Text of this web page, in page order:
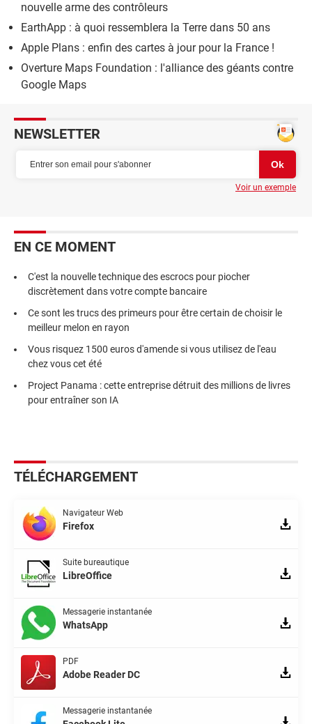
nouvelle arme des contrôleurs
EarthApp : à quoi ressemblera la Terre dans 50 ans
Apple Plans : enfin des cartes à jour pour la France !
Overture Maps Foundation : l'alliance des géants contre
Google Maps
NEWSLETTER
Voir un exemple
EN CE MOMENT
C'est la nouvelle technique des escrocs pour piocher
discrètement dans votre compte bancaire
Ce sont les trucs des primeurs pour être certain de choisir le
meilleur melon en rayon
Vous risquez 1500 euros d'amende si vous utilisez de l'eau
chez vous cet été
Project Panama : cette entreprise détruit des millions de livres
pour entraîner son IA
TÉLÉCHARGEMENT
Navigateur Web
Firefox
Suite bureautique
LibreOffice
Messagerie instantanée
WhatsApp
PDF
Adobe Reader DC
Messagerie instantanée